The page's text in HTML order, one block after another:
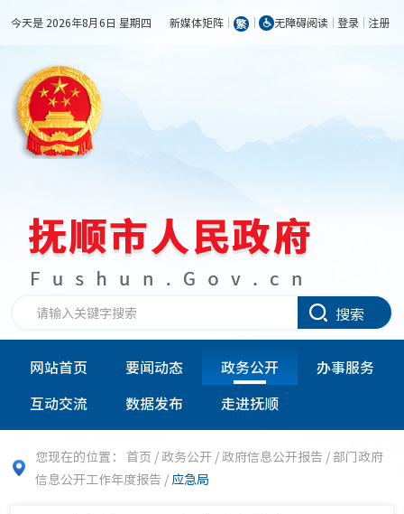
今天是 2026年8月6日 星期四 新媒体矩阵 无障碍阅读 登录 注册
搜索
网站首页 要闻动态 政务公开
办事服务
互动交流
数据发布 走进抚顺
您现在的位置： 首页 /政务公开 /政府信息公开报告 / 部门政府
信息公开工作年度报告 / 应急局